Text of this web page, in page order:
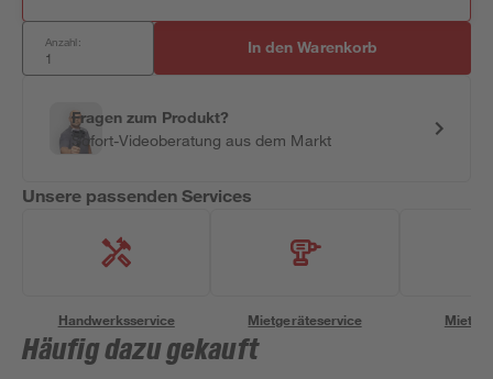
Anzahl: In den Warenkorb
Fragen zum Produkt?
Sofort-Videoberatung aus dem Markt
Unsere passenden Services
Handwerksservice Mietgeräteservice
Häufig dazu gekauft